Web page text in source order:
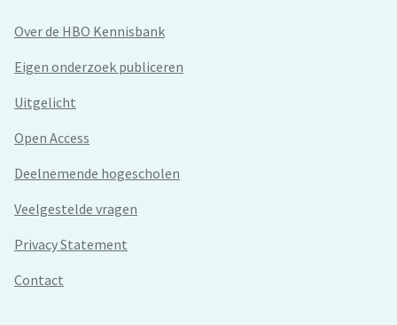
Over de HBO Kennisbank
Eigen onderzoek publiceren
Uitgelicht
Open Access
Deelnemende hogescholen
Veelgestelde vragen
Privacy Statement
Contact